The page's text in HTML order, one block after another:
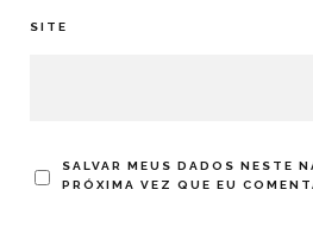
SITE
SALVAR MEUS DADOS NESTE
PRÓXIMA VEZ QUE EU